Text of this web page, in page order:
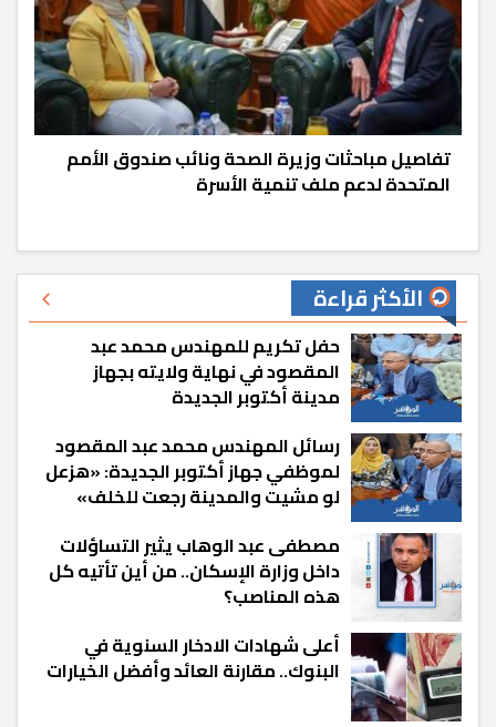
تفاصيل مباحثات وزيرة الصحة ونائب صندوق الأمم
المتحدة لدعم ملف تنمية الأسرة
الأكثر قراءة
حفل تكريم للمهندس محمد عبد
المقصود في نهاية ولايته بجهاز
مدينة أكتوبر الجديدة
رسائل المهندس محمد عبد المقصود
لموظفي جهاز أكتوبر الجديدة: «هزعل
لو مشيت والمدينة رجعت للخلف»
مصطفى عبد الوهاب يثير التساؤلات
داخل وزارة الإسكان.. من أين تأتيه كل
هذه المناصب؟
أعلى شهادات الادخار السنوية في
البنوك.. مقارنة العائد وأفضل الخيارات